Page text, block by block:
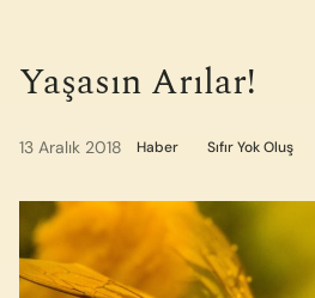
Yaşasın Arılar!
13 Aralık 2018 Haber Sıfır Yok Oluş